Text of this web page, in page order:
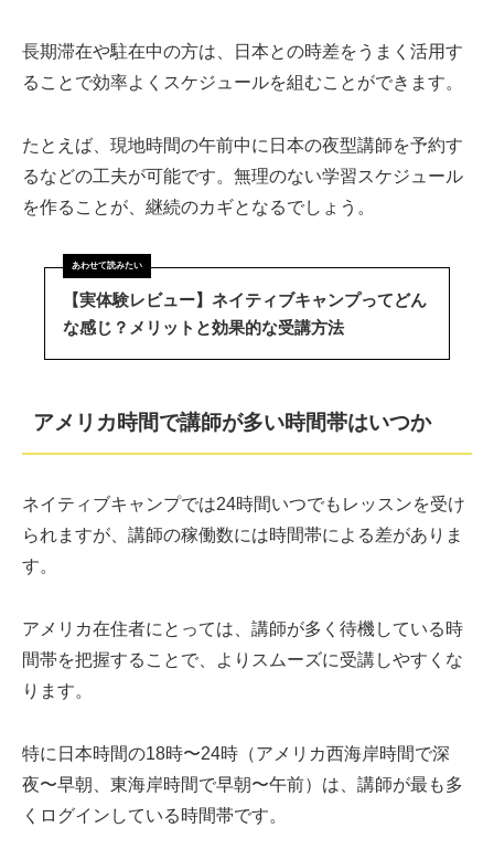
長期滞在や駐在中の方は、日本との時差をうまく活用す
ることで効率よくスケジュールを組むことができます。
たとえば、現地時間の午前中に日本の夜型講師を予約す
るなどの工夫が可能です。無理のない学習スケジュール
を作ることが、継続のカギとなるでしょう。
【実体験レビュー】ネイティブキャンプってどん
な感じ？メリットと効果的な受講方法
アメリカ時間で講師が多い時間帯はいつか
ネイティブキャンプでは24時間いつでもレッスンを受け
られますが、講師の稼働数には時間帯による差がありま
す。
アメリカ在住者にとっては、講師が多く待機している時
間帯を把握することで、よりスムーズに受講しやすくな
ります。
特に日本時間の18時〜24時（アメリカ西海岸時間で深
夜〜早朝、東海岸時間で早朝〜午前）は、講師が最も多
くログインしている時間帯です。